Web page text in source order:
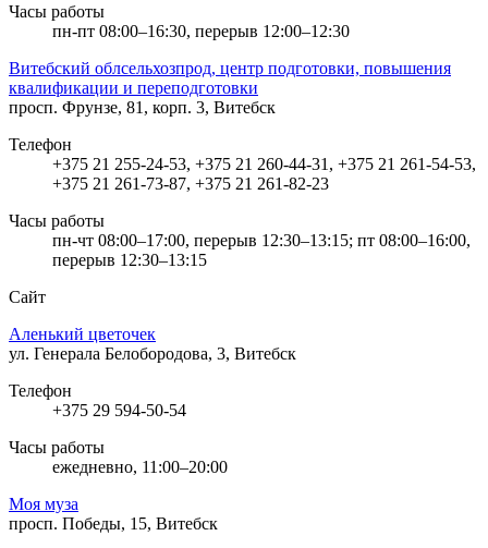
Часы работы
пн-пт 08:00–16:30, перерыв 12:00–12:30
Витебский облсельхозпрод, центр подготовки, повышения
квалификации и переподготовки
просп. Фрунзе, 81, корп. 3, Витебск
Телефон
+375 21 255-24-53, +375 21 260-44-31, +375 21 261-54-53,
+375 21 261-73-87, +375 21 261-82-23
Часы работы
пн-чт 08:00–17:00, перерыв 12:30–13:15; пт 08:00–16:00,
перерыв 12:30–13:15
Сайт
Аленький цветочек
ул. Генерала Белобородова, 3, Витебск
Телефон
+375 29 594-50-54
Часы работы
ежедневно, 11:00–20:00
Моя муза
просп. Победы, 15, Витебск